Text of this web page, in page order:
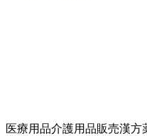
医療用品介護用品販売漢方